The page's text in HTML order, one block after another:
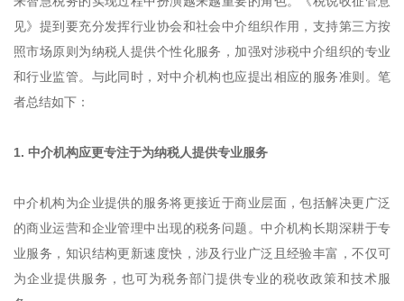
见》提到要充分发挥行业协会和社会中介组织作用，支持第三方按
照市场原则为纳税人提供个性化服务，加强对涉税中介组织的专业
和行业监管。与此同时，对中介机构也应提出相应的服务准则。笔
者总结如下：
1. 中介机构应更专注于为纳税人提供专业服务
中介机构为企业提供的服务将更接近于商业层面，包括解决更广泛
的商业运营和企业管理中出现的税务问题。中介机构长期深耕于专
业服务，知识结构更新速度快，涉及行业广泛且经验丰富，不仅可
为企业提供服务，也可为税务部门提供专业的税收政策和技术服